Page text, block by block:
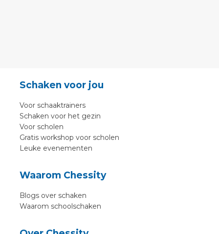
Schaken voor jou
Voor schaaktrainers
Schaken voor het gezin
Voor scholen
Gratis workshop voor scholen
Leuke evenementen
Waarom Chessity
Blogs over schaken
Waarom schoolschaken